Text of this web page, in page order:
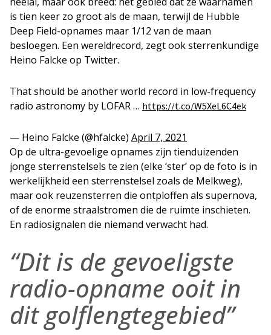
is tien keer zo groot als de maan, terwijl de Hubble
Deep Field-opnames maar 1/12 van de maan
besloegen. Een wereldrecord, zegt ook sterrenkundige
Heino Falcke op Twitter.
That should be another world record in low-frequency
radio astronomy by LOFAR … https://t.co/W5XeL6C4ek
— Heino Falcke (@hfalcke) April 7, 2021
Op de ultra-gevoelige opnames zijn tienduizenden
jonge sterrenstelsels te zien (elke ‘ster’ op de foto is in
werkelijkheid een sterrenstelsel zoals de Melkweg),
maar ook reuzensterren die ontploffen als supernova,
of de enorme straalstromen die de ruimte inschieten.
En radiosignalen die niemand verwacht had.
“Dit is de gevoeligste
radio-opname ooit in
dit golflengtegebied”